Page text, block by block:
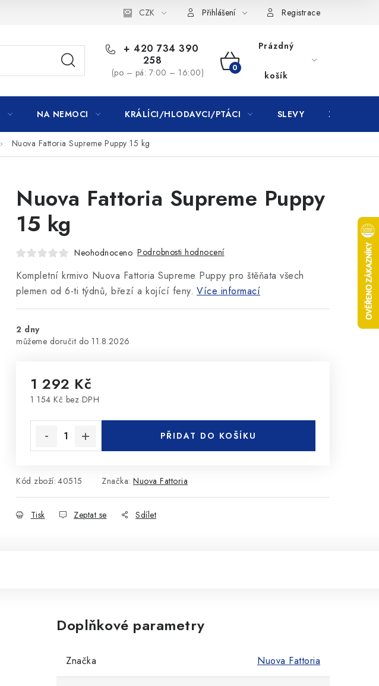
CZK Přihlášení Registrace
+ 420 734 390
258
(po – pá: 7:00 – 16:00)
NÁKUPNÍ
KOŠÍK
Prázdný
košík
NA NEMOCI KRÁLÍCI/HLODAVCI/PTÁCI SLEVY ZNAČKY
Nuova Fattoria Supreme Puppy 15 kg
Nuova Fattoria Supreme Puppy
15 kg
Neohodnoceno Podrobnosti hodnocení
Kompletní krmivo Nuova Fattoria Supreme Puppy pro štěňata všech
plemen od 6-ti týdnů, březí a kojící feny. Více informací
2 dny
11.8.2026
1 292 Kč
1 154 Kč bez DPH
PŘIDAT DO KOŠÍKU
Kód zboží: 40515 Značka: Nuova Fattoria
Tisk Zeptat se Sdílet
Doplňkové parametry
Značka Nuova Fattoria